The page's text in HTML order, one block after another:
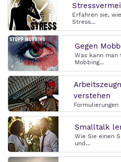
Erfahren sie,
Stress...
Gegen
Was kann man
Mobbing...
verstehen
Formulierungen
Smalltalk
Wie Sie einen
und...